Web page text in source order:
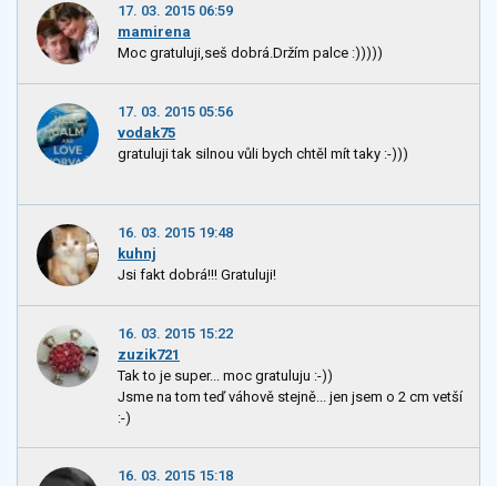
17. 03. 2015 06:59
mamirena
Moc gratuluji,seš dobrá.Držím palce :)))))
17. 03. 2015 05:56
vodak75
gratuluji tak silnou vůli bych chtěl mít taky :-)))
16. 03. 2015 19:48
kuhnj
Jsi fakt dobrá!!! Gratuluji!
16. 03. 2015 15:22
zuzik721
Tak to je super... moc gratuluju :-))
Jsme na tom teď váhově stejně... jen jsem o 2 cm vetší
:-)
16. 03. 2015 15:18